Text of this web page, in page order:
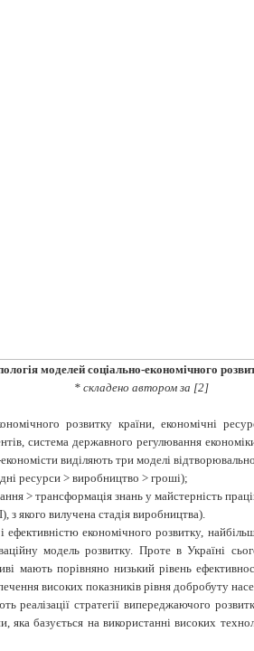
моделей соціально-економічного
* складено автором за [2]
розвитку країни, економічні
система держав­ного регулювання
виділяють три моделі
ресурси > виробництво > гроші);
> трансформація знань у майстерність
з якого вилучена стадія виробництва).
ефективністю економічного розвитку,
модель розвитку. Проте в Україні
мають порівняно низький рівень
високих показників рівня добробуту
реалізації стратегії випереджаючого
базується на використанні високих